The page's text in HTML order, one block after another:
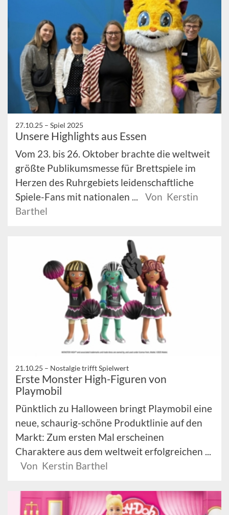
27.10.25 – Spiel 2025
Unsere Highlights aus Essen
Vom 23. bis 26. Oktober brachte die weltweit
größte Publikumsmesse für Brettspiele im
Herzen des Ruhrgebiets leidenschaftliche
Spiele-Fans mit nationalen ...
Von Kerstin
Barthel
21.10.25 – Nostalgie trifft Spielwert
Erste Monster High-Figuren von
Playmobil
Pünktlich zu Halloween bringt Playmobil eine
neue, schaurig-schöne Produktlinie auf den
Markt: Zum ersten Mal erscheinen
Charaktere aus dem weltweit erfolgreichen ...
Von Kerstin Barthel